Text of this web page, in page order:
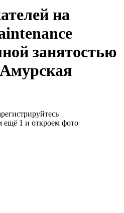
на
занятостью
ещё 1 и откроем фото